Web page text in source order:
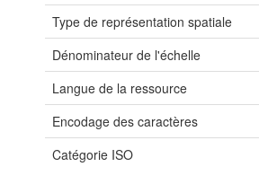
Type de représentation spatiale
Dénominateur de l'échelle
Langue de la ressource
Encodage des caractères
Catégorie ISO